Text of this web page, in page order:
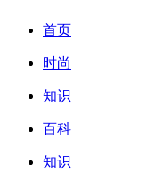
首页
时尚
知识
百科
知识